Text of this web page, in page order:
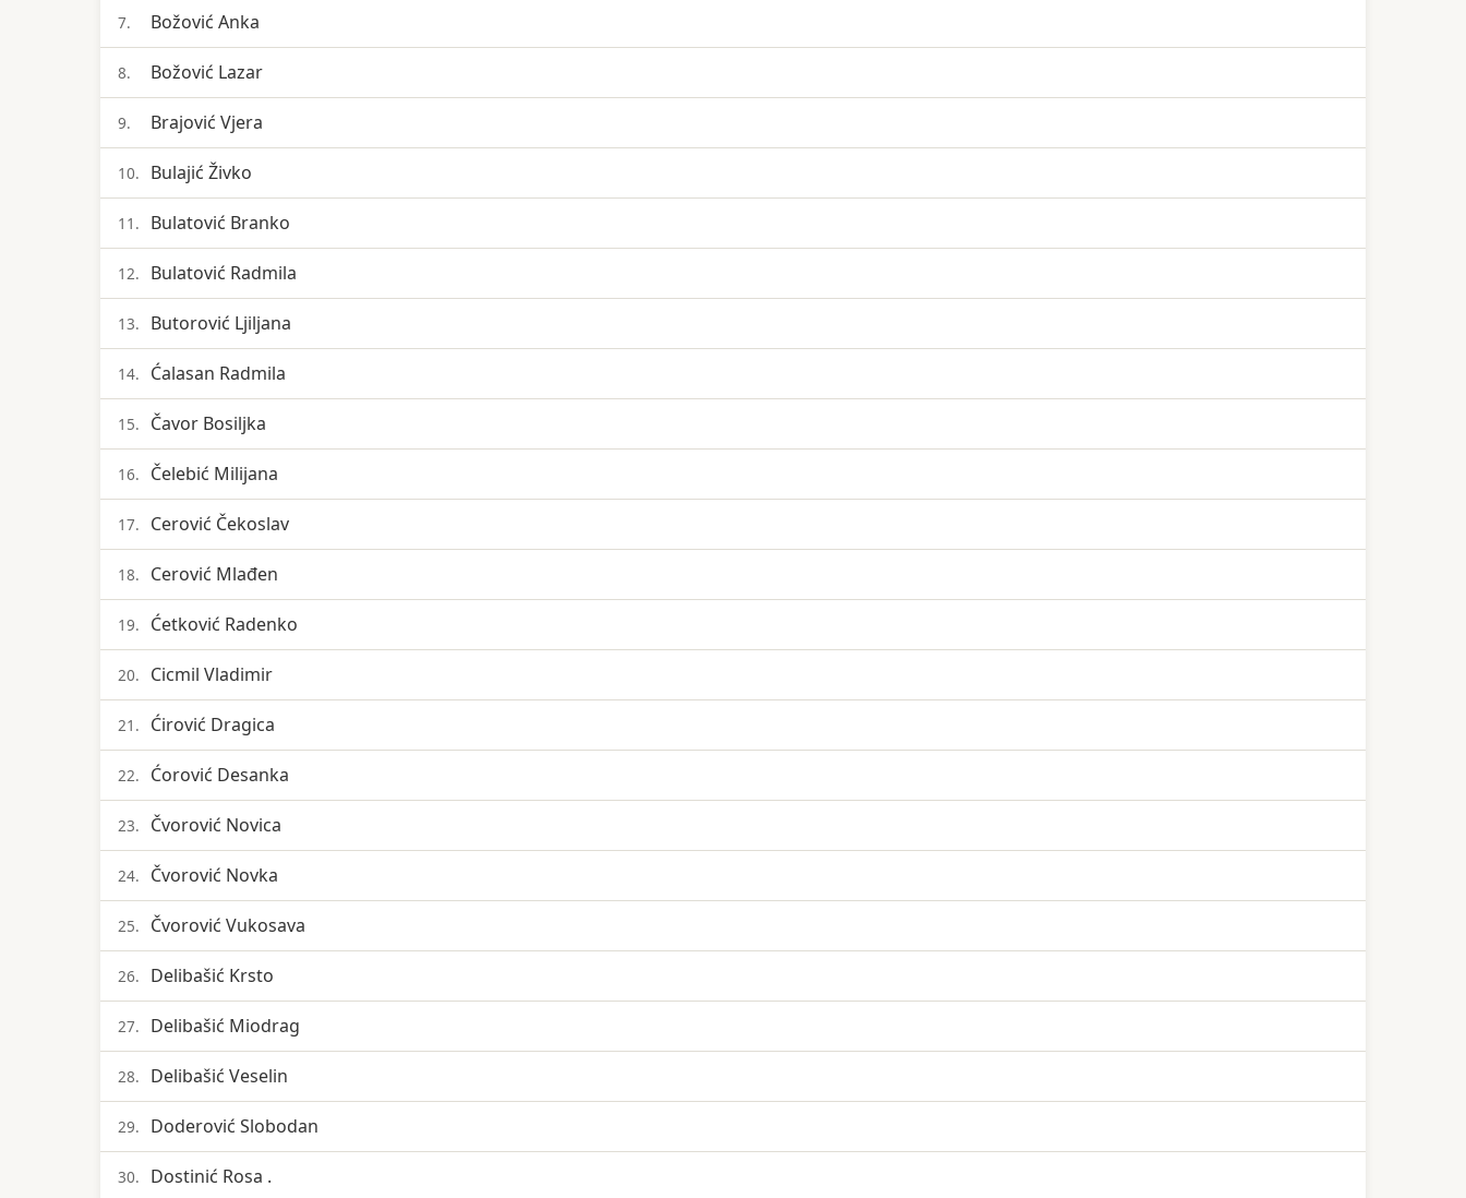
7. Božović Anka
8. Božović Lazar
9. Brajović Vjera
10. Bulajić Živko
11. Bulatović Branko
12. Bulatović Radmila
13. Butorović Ljiljana
14. Ćalasan Radmila
15. Čavor Bosiljka
16. Čelebić Milijana
17. Cerović Čekoslav
18. Cerović Mlađen
19. Ćetković Radenko
20. Cicmil Vladimir
21. Ćirović Dragica
22. Ćorović Desanka
23. Čvorović Novica
24. Čvorović Novka
25. Čvorović Vukosava
26. Delibašić Krsto
27. Delibašić Miodrag
28. Delibašić Veselin
29. Doderović Slobodan
30. Dostinić Rosa .